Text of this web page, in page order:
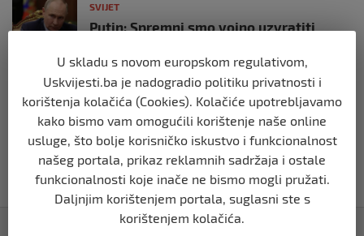
SVIJET
Putin: Spremni smo vojno uzvratiti
prije 11 mjeseci
SVIJET
Papa Lav XIV izjavio da je situacija vrlo
ozbiljna nakon izraelskog napada na
Dohu
prije 11 mjeseci
U skladu s novom europskom regulativom,
Uskvijesti.ba je nadogradio politiku privatnosti i
korištenja kolačića (Cookies). Kolačiće upotrebljavamo
kako bismo vam omogućili korištenje naše online
usluge, što bolje korisničko iskustvo i funkcionalnost
našeg portala, prikaz reklamnih sadržaja i ostale
funkcionalnosti koje inače ne bismo mogli pružati.
Daljnjim korištenjem portala, suglasni ste s
korištenjem kolačića.